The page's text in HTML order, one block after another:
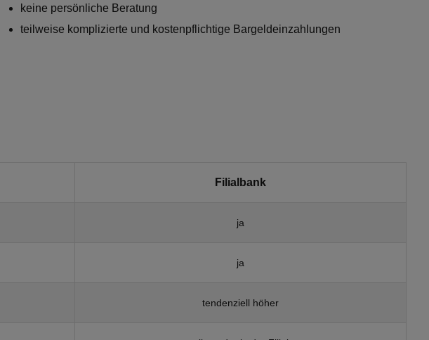
keine persönliche Beratung
teilweise komplizierte und kostenpflichtige Bargeldeinzahlungen
Filialbank
ja
ja
tendenziell höher